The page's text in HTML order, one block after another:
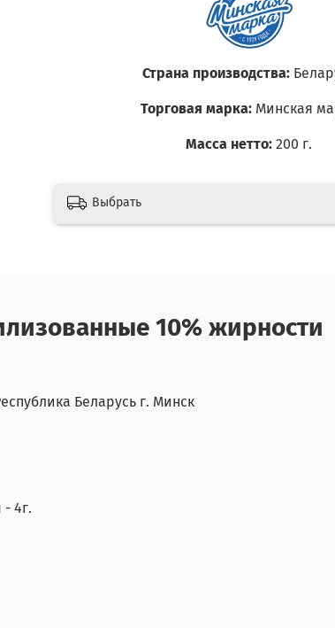
Страна производства:
Торговая марка:Минская
Масса нетто: 200 г.
Выбрать
10% жирности
Беларусь г. Минск
4г.